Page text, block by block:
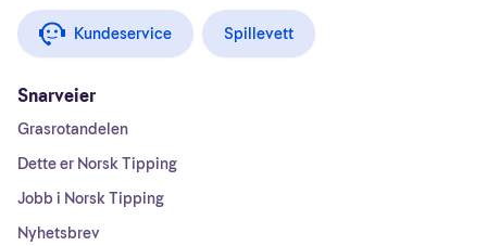
Kundeservice Spillevett
Snarveier
Grasrotandelen
Dette er Norsk Tipping
Jobb i Norsk Tipping
Nyhetsbrev